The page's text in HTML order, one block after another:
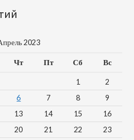
2023
Чт Пт Сб Вс
1
2
6 7 8
9
13 14 15
16
20 21 22
23